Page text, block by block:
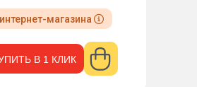
магазина
В 1 КЛИК